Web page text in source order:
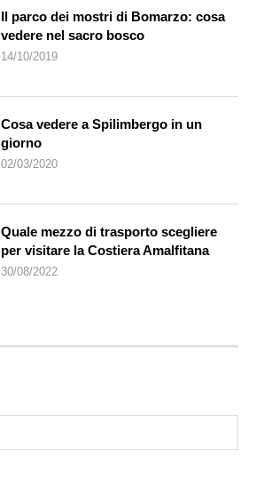
Il parco dei mostri di Bomarzo: cosa
vedere nel sacro bosco
14/10/2019
Cosa vedere a Spilimbergo in un
giorno
02/03/2020
Quale mezzo di trasporto scegliere
per visitare la Costiera Amalfitana
30/08/2022